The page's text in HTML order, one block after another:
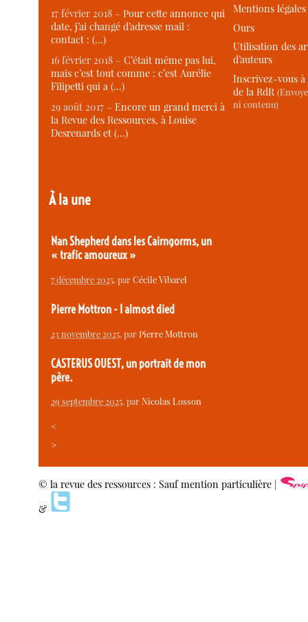
17 février 2018 –Pour cette annonce qui
date, j’ai changé d’adresse mail :
contact : (…)
16 février 2018 –C’était même pas lui,
mais c’est tout comme : c’est Aurélie
Filipetti qui a (…)
29 août 2017 –Encore un grand merci à
la Revue des Ressources, à Louise
Desrenards et (…)
À la une
Nan Shepherd dans les Cairngorms, un
« trafic amoureux »
7 décembre 2025, parCécile Vibarel
Pierre Mottron - I almost died
23 novembre 2025, parPierre Mottron
CASTERUS OUEST, un portrait de mon
père.
29 septembre 2025, parNicolas Losson
<
>
Mentions légales
Ours
Utilisation des
d’auteurs
Inscrivez-vous
de la RdR
ni contenu)
© la revue des ressources : Sauf mention particulière |
&